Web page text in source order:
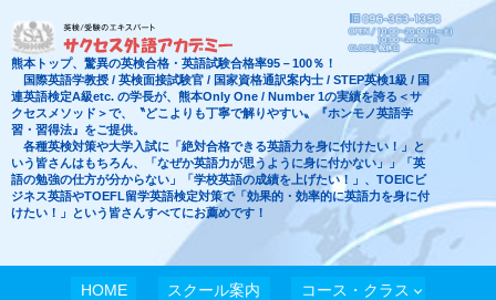
熊本トップ、驚異の英検合格・英語試験合格率95－100％！
国際英語学教授 / 英検面接試験官 / 国家資格通訳案内士 / STEP英検1級 / 国
連英語検定A級etc. の学長が、熊本Only One / Number 1の実績を誇る＜サ
クセスメソッド＞で、〝どこよりも丁寧で解りやすい〟『ホンモノ英語学
習・習得法』をご提供。
各種英検対策や大学入試に「絶対合格できる英語力を身に付けたい！」と
いう皆さんはもちろん、「なぜか英語力が思うように身に付かない」」「英
語の勉強の仕方が分からない」「学校英語の成績を上げたい！」、TOEICビ
ジネス英語やTOEFL留学英語検定対策で「効果的・効率的に英語力を身に付
けたい！」という皆さんすべてにお薦めです！
HOME スクール案内
コース・クラス